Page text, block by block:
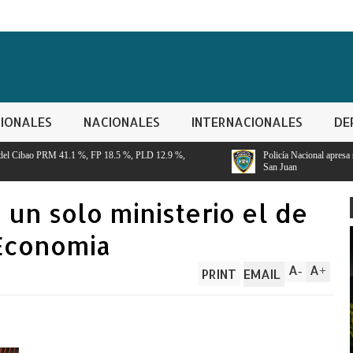
NACIONALES INTERNACIONALES
%, PLD 12.9 %,
Policía Nacional apresa segundo implicado en robo
un solo ministerio el de
A+
A-
PRINT EMAIL